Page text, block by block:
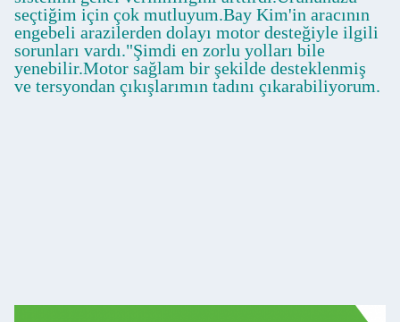
seçtiğim için çok mutluyum.Bay Kim'in aracının
engebeli arazilerden dolayı motor desteğiyle ilgili
sorunları vardı."Şimdi en zorlu yolları bile
yenebilir.Motor sağlam bir şekilde desteklenmiş
ve tersyondan çıkışlarımın tadını çıkarabiliyorum.